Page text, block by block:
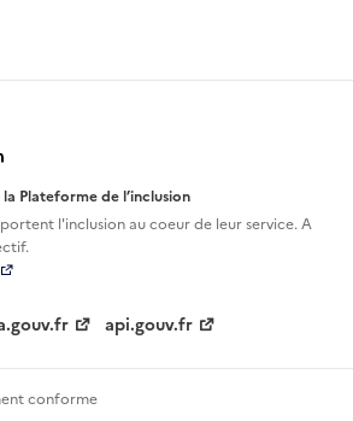
Plateforme de l’inclusion
l'inclusion aucoeur de leur service. A
api.gouv.fr
conforme